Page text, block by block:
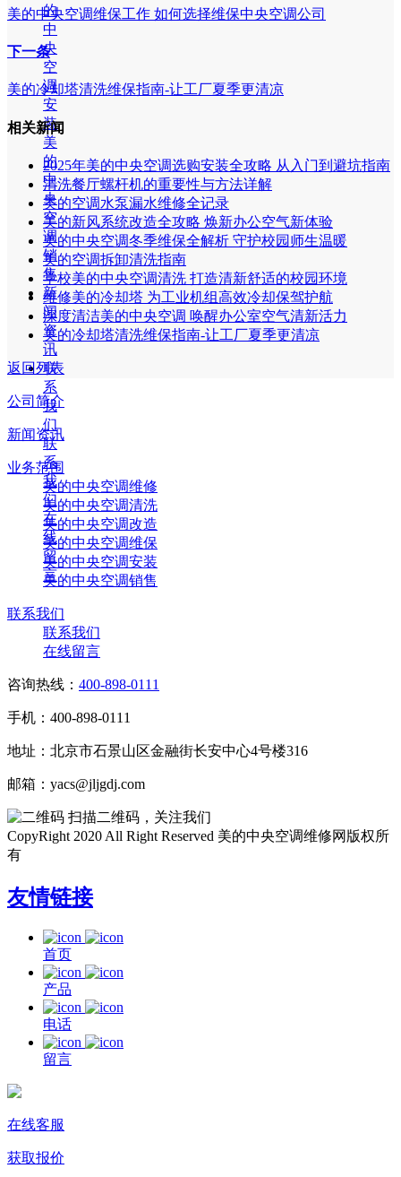
的
中
央
空
调
安
装
美
的
中
央
空
调
销
售
新
闻
资
讯
联
系
我
们
联
系
我
们
在
线
留
言
美的中央空调维保工作 如何选择维保中央空调公司
下一条
美的冷却塔清洗维保指南-让工厂夏季更清凉
相关新闻
2025年美的中央空调选购安装全攻略 从入门到避坑指南
清洗餐厅螺杆机的重要性与方法详解
美的空调水泵漏水维修全记录
美的新风系统改造全攻略 焕新办公空气新体验
美的中央空调冬季维保全解析 守护校园师生温暖
美的空调拆卸清洗指南
学校美的中央空调清洗 打造清新舒适的校园环境
维修美的冷却塔 为工业机组高效冷却保驾护航
深度清洁美的中央空调 唤醒办公室空气清新活力
美的冷却塔清洗维保指南-让工厂夏季更清凉
返回列表
公司简介
新闻资讯
业务范围
美的中央空调维修
美的中央空调清洗
美的中央空调改造
美的中央空调维保
美的中央空调安装
美的中央空调销售
联系我们
联系我们
在线留言
咨询热线： 400-898-0111
手机：400-898-0111
地址：北京市石景山区金融街长安中心4号楼316
邮箱：yacs@jljgdj.com
扫描二维码，关注我们
CopyRight 2020 All Right Reserved 美的中央空调维修网版权所
有
友情链接
首页
产品
电话
留言
在线客服
获取报价